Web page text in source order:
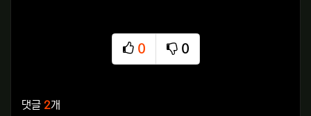
0
추천
0
비추천
댓글 2개